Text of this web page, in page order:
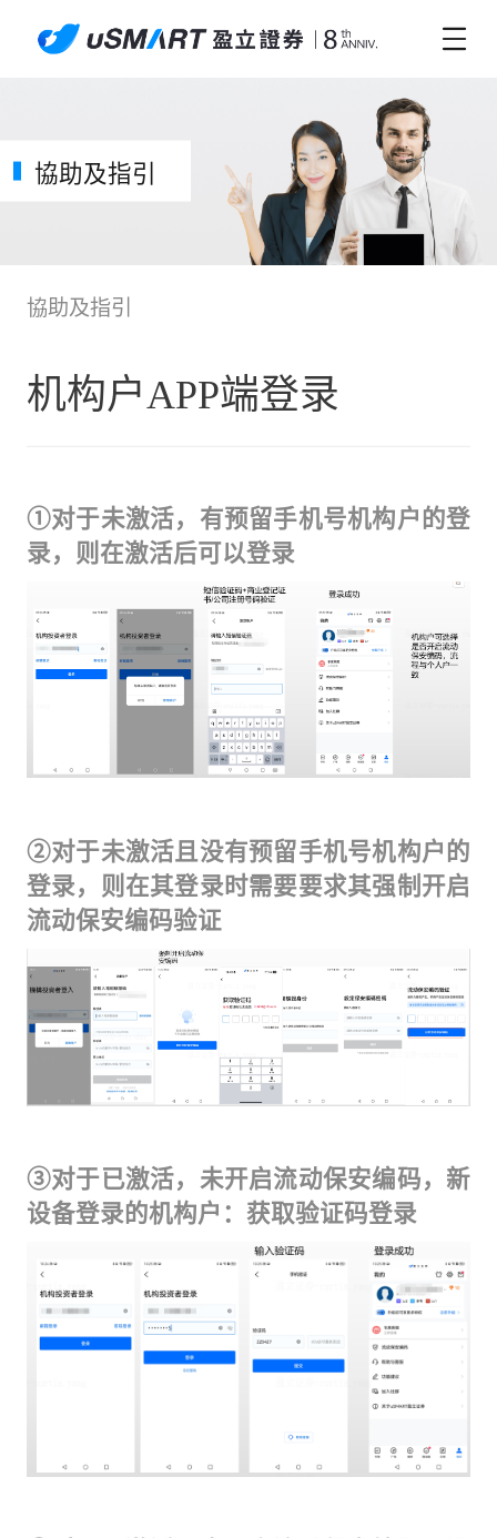
協助及指引
協助及指引
机构户APP端登录
①对于未激活，有预留手机号机构户的登
录，则在激活后可以登录
②对于未激活且没有预留手机号机构户的
登录，则在其登录时需要要求其强制开启
流动保安编码验证
③对于已激活，未开启流动保安编码，新
设备登录的机构户：获取验证码登录